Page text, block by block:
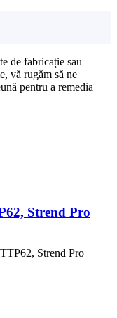
de fabricație sau
vă rugăm să ne
pentru a remedia
Strend Pro
Strend Pro